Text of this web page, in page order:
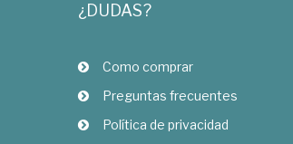
¿DUDAS?
Como comprar
Preguntas frecuentes
Política de privacidad